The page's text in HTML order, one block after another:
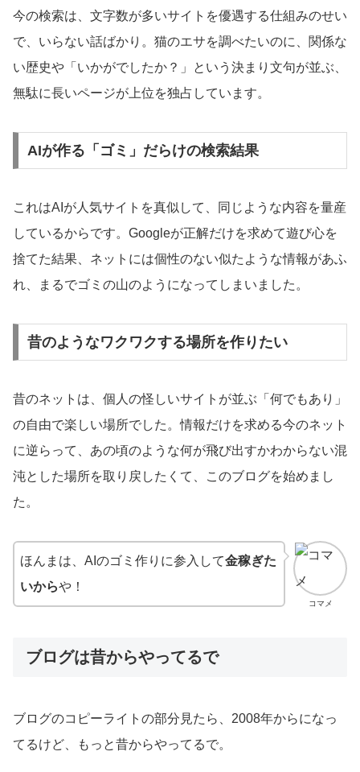
今の検索は、文字数が多いサイトを優遇する仕組みのせい
で、いらない話ばかり。猫のエサを調べたいのに、関係な
い歴史や「いかがでしたか？」という決まり文句が並ぶ、
無駄に長いページが上位を独占しています。
AIが作る「ゴミ」だらけの検索結果
これはAIが人気サイトを真似して、同じような内容を量産
しているからです。Googleが正解だけを求めて遊び心を
捨てた結果、ネットには個性のない似たような情報があふ
れ、まるでゴミの山のようになってしまいました。
昔のようなワクワクする場所を作りたい
昔のネットは、個人の怪しいサイトが並ぶ「何でもあり」
の自由で楽しい場所でした。情報だけを求める今のネット
に逆らって、あの頃のような何が飛び出すかわからない混
沌とした場所を取り戻したくて、このブログを始めまし
た。
コマメ
ほんまは、AIのゴミ作りに参入して金稼ぎた
いからや！
ブログは昔からやってるで
ブログのコピーライトの部分見たら、2008年からになっ
てるけど、もっと昔からやってるで。